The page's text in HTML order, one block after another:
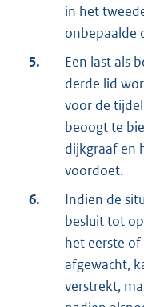
in het
onbepaalde
5.
Een last als
derde lid
voor de
beoogt te
dijkgraaf en
voordoet.
6.
Indien de
besluit tot
het eerste
afgewacht,
verstrekt,